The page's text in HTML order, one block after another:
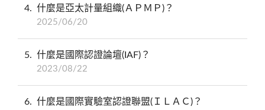
4 什麼是亞太計量組織(ＡＰＭＰ)？
2025/06/20
5 什麼是國際認證論壇(IAF)？
2023/08/22
6 什麼是國際實驗室認證聯盟(ＩＬＡＣ)？